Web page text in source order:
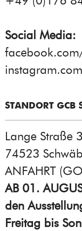
Social Media:
STANDORT GCB
Lange Straße
74523
ANFAHRT
AB 01.
den
Freitag bis